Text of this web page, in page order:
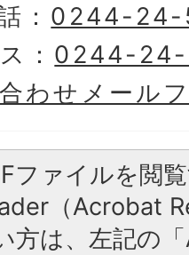
： 0244-
： 0244-
わせメール
ファイルを閲
（Acrobat
方は、左記の